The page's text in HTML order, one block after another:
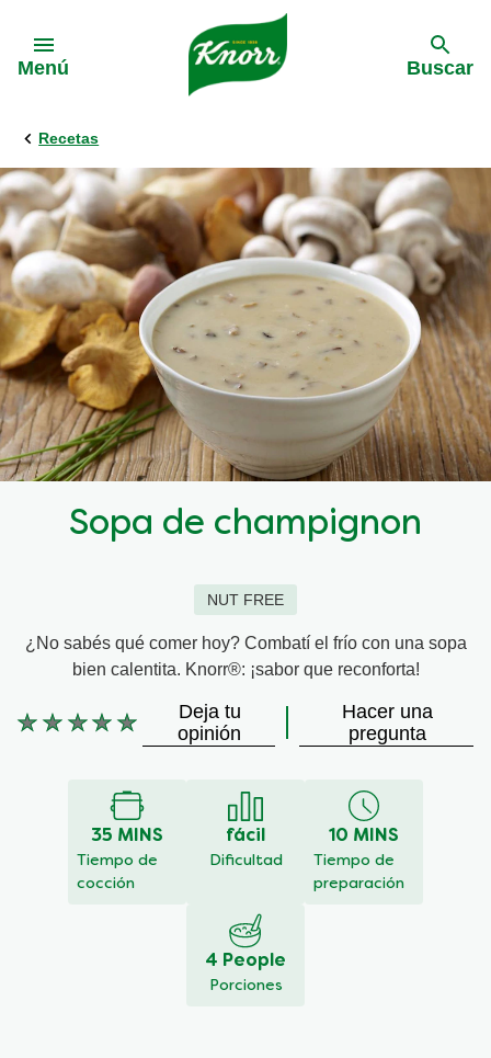
Menú Buscar
Recetas
Sopa de champignon
NUT FREE
¿No sabés qué comer hoy? Combatí el frío con una sopa
bien calentita. Knorr®: ¡sabor que reconforta!
No
calificaciones
Deja tu
opinión
Hacer una
pregunta
35 MINS
Tiempo de
cocción
fácil
Dificultad
10 MINS
Tiempo de
preparación
4 People
Porciones